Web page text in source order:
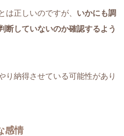
は正しいのですが、 いかにも調
断していないのか確認するよう
り納得させている可能性があり
感情